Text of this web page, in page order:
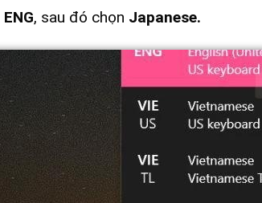
ENG, sau đó chọn Japanese.